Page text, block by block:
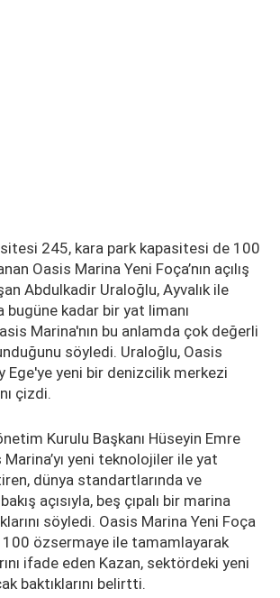
245, kara park kapasitesi de 100
Oasis Marina Yeni Foça’nın açılış
Abdulkadir Uraloğlu, Ayvalık ile
bugüne kadar bir yat limanı
Marina'nın bu anlamda çok değerli
söyledi. Uraloğlu, Oasis
Ege'ye yeni bir denizcilik merkezi
çizdi.
Kurulu Başkanı Hüseyin Emre
yeni teknolojiler ile yat
dünya standartlarında ve
açısıyla, beş çıpalı bir marina
söyledi. Oasis Marina Yeni Foça
100 özsermaye ile tamamlayarak
ifade eden Kazan, sektördeki yeni
baktıklarını belirtti.